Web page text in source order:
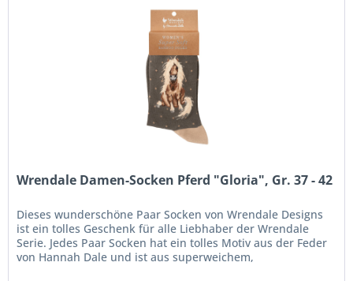
Wrendale Damen-Socken Pferd "Gloria", Gr. 37 - 42
Dieses wunderschöne Paar Socken von Wrendale Designs
ist ein tolles Geschenk für alle Liebhaber der Wrendale
Serie. Jedes Paar Socken hat ein tolles Motiv aus der Feder
von Hannah Dale und ist aus superweichem,